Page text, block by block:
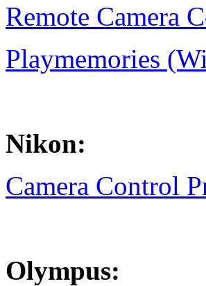
Remote Camera
Playmemories
Nikon:
Camera Control
Olympus: